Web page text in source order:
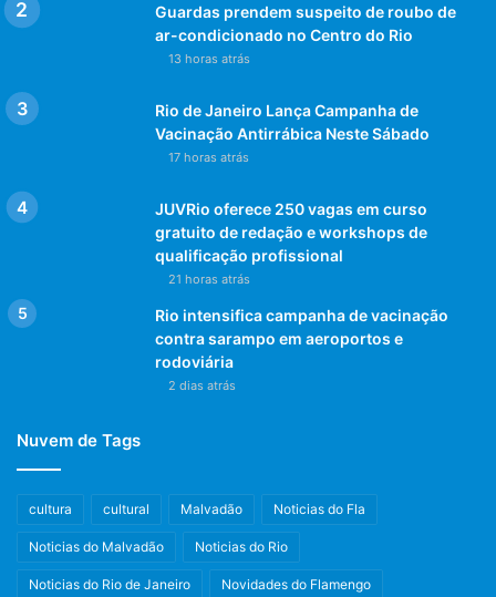
Guardas prendem suspeito de roubo de
ar-condicionado no Centro do Rio
13 horas atrás
Rio de Janeiro Lança Campanha de
Vacinação Antirrábica Neste Sábado
17 horas atrás
JUVRio oferece 250 vagas em curso
gratuito de redação e workshops de
qualificação profissional
21 horas atrás
Rio intensifica campanha de vacinação
contra sarampo em aeroportos e
rodoviária
2 dias atrás
Nuvem de Tags
cultura cultural Malvadão Noticias do Fla
Noticias do Malvadão Noticias do Rio
Noticias do Rio de Janeiro Novidades do Flamengo